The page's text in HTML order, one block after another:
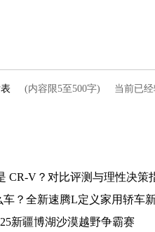
表 (内容限5至500字) 当前已经
CR-V？对比评测与理性决策
？全新速腾L定义家用轿车
新疆博湖沙漠越野争霸赛